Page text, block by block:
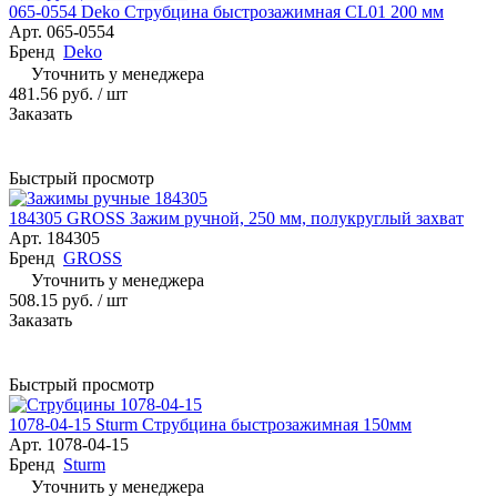
065-0554 Deko Струбцина быстрозажимная CL01 200 мм
Арт. 065-0554
Бренд Deko
Уточнить у менеджера
481.56 руб. / шт
Заказать
Быстрый просмотр
184305 GROSS Зажим ручной, 250 мм, полукруглый захват
Арт. 184305
Бренд GROSS
Уточнить у менеджера
508.15 руб. / шт
Заказать
Быстрый просмотр
1078-04-15 Sturm Cтрубцина быстрозажимная 150мм
Арт. 1078-04-15
Бренд Sturm
Уточнить у менеджера